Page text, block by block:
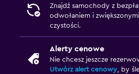
Znajdź samochody z
odwołaniem i
czystości.
Alerty cenowe
Nie chcesz jeszcze
Utwórz alert cenowy, by